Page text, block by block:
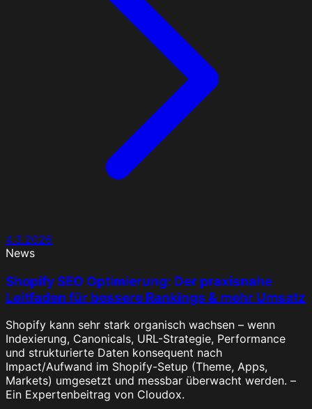
4.3.2026
News
Shopify SEO Optimierung: Der praxisnahe
Leitfaden für bessere Rankings & mehr Umsatz
Shopify kann sehr stark organisch wachsen – wenn
Indexierung, Canonicals, URL-Strategie, Performance
und strukturierte Daten konsequent nach
Impact/Aufwand im Shopify-Setup (Theme, Apps,
Markets) umgesetzt und messbar überwacht werden. –
Ein Expertenbeitrag von Cloudox.